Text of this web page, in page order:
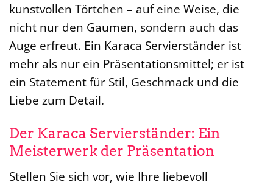
kunstvollen Törtchen – auf eine Weise, die
nicht nur den Gaumen, sondern auch das
Auge erfreut. Ein Karaca Servierständer ist
mehr als nur ein Präsentationsmittel; er ist
ein Statement für Stil, Geschmack und die
Liebe zum Detail.
Der Karaca Servierständer: Ein
Meisterwerk der Präsentation
Stellen Sie sich vor, wie Ihre liebevoll